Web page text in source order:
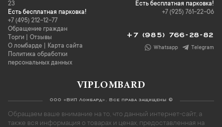
23
Есть бесплатная парковка!
+7 (495) 212-12-77
Обращение граждан
Торги
Отзывы
О ломбарде
Карта сайта
Политика обработки
персональных данных
Есть бесплатная парковка!
+7 (925) 761-22-06
+7 (985) 766-28-82
Whatsapp Telegram
VIPLOMBARD
ООО «ВИП Ломбард». Все права защищены ©
Обращаем ваше внимание на то, что данный интернет-сайт, а
также вся информация о товарах и ценах, предоставленная на